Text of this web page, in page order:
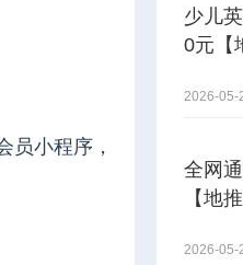
员小程序，
少儿
0元【
2026-05-
全网
【地
2026-05-